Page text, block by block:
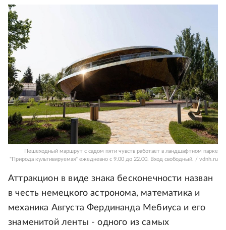
Пешеходный маршрут с садом пяти чувств работает в ландшафтном парке
"Природа культивируемая" ежедневно с 9.00 до 22.00. Вход свободный. / vdnh.ru
Аттракцион в виде знака бесконечности назван
в честь немецкого астронома, математика и
механика Августа Фердинанда Мебиуса и его
знаменитой ленты - одного из самых